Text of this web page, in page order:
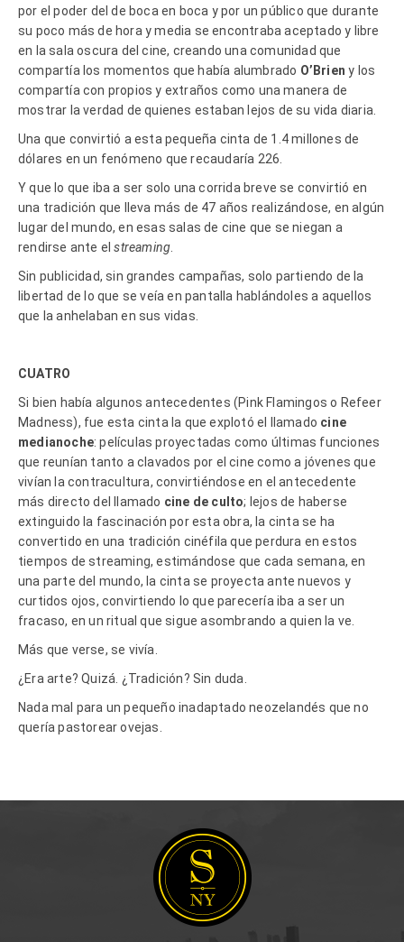
por el poder del de boca en boca y por un público que durante
su poco más de hora y media se encontraba aceptado y libre
en la sala oscura del cine, creando una comunidad que
compartía los momentos que había alumbrado O’Brien y los
compartía con propios y extraños como una manera de
mostrar la verdad de quienes estaban lejos de su vida diaria.
Una que convirtió a esta pequeña cinta de 1.4 millones de
dólares en un fenómeno que recaudaría 226.
Y que lo que iba a ser solo una corrida breve se convirtió en
una tradición que lleva más de 47 años realizándose, en algún
lugar del mundo, en esas salas de cine que se niegan a
rendirse ante elstreaming
Sin publicidad, sin grandes campañas, solo partiendo de la
libertad de lo que se veía en pantalla hablándoles a aquellos
que la anhelaban en sus vidas.
CUATRO
Si bien había algunos antecedentes (Pink Flamingos o Refeer
Madness), fue esta cinta la que explotó el llamado cine
medianoche: películas proyectadas como últimas funciones
que reunían tanto a clavados por el cine como a jóvenes que
vivían la contracultura, convirtiéndose en el antecedente
más directo del llamado cine de culto; lejos de haberse
extinguido la fascinación por esta obra, la cinta se ha
convertido en una tradición cinéfila que perdura en estos
tiempos de streaming, estimándose que cada semana, en
una parte del mundo, la cinta se proyecta ante nuevos y
curtidos ojos, convirtiendo lo que parecería iba a ser un
fracaso, en un ritual que sigue asombrando a quien la ve.
Más que verse, se vivía.
¿Era arte? Quizá. ¿Tradición? Sin duda.
Nada mal para un pequeño inadaptado neozelandés que no
quería pastorear ovejas.